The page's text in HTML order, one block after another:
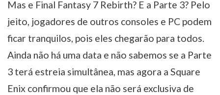
Mas e Final Fantasy 7 Rebirth? E a Parte 3? Pelo
jeito, jogadores de outros consoles e PC podem
ficar tranquilos, pois eles chegarão para todos.
Ainda não há uma data e não sabemos se a Parte
3 terá estreia simultânea, mas agora a Square
Enix confirmou que ela não será exclusiva de